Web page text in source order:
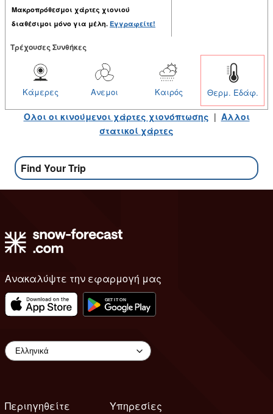
Μακροπρόθεσμοι χάρτες χιονιού
διαθέσιμοι μόνο για μέλη. Εγγραφείτε!
Tρέχουσες Συνθήκες
Θερμ. Εδάφ.
Καιρός
Ανεμοι
Κάμερες
Ολοι οι κινούμενοι χάρτες χιονόπτωσης | Αλλοι
στατικοί χάρτες
Find Your Trip
Ανακαλύψτε την εφαρμογή μας
Περιηγηθείτε
Υπηρεσίες